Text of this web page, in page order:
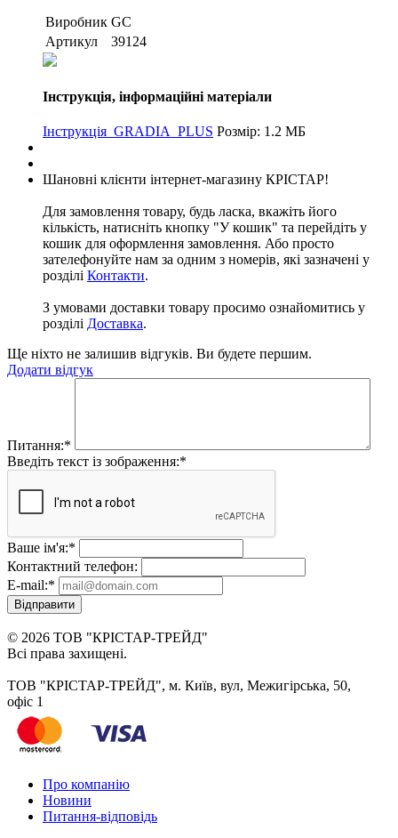
Виробник GC
Артикул
39124
Інструкція, інформаційні матеріали
Інструкція_GRADIA_PLUS Розмір: 1.2 МБ
Шановні клієнти інтернет-магазину КРІСТАР!
Для замовлення товару, будь ласка, вкажіть його
кількість, натисніть кнопку "У кошик" та перейдіть у
кошик для оформлення замовлення. Або просто
зателефонуйте нам за одним з номерів, які зазначені у
розділі Контакти.
З умовами доставки товару просимо ознайомитись у
розділі Доставка.
Ще ніхто не залишив відгуків. Ви будете першим.
Додати відгук
Питання:*
Введіть текст із зображення:*
Ваше ім'я:*
Контактний телефон:
E-mail:*
Відправити
© 2026 ТОВ "КРІСТАР-ТРЕЙД"
Всі права захищені.
ТОВ "КРІСТАР-ТРЕЙД", м. Київ, вул, Межигірська, 50,
офіс 1
Про компанію
Новини
Питання-відповідь